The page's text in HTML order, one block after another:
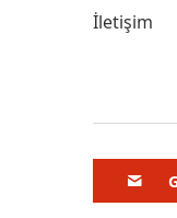
İletişim